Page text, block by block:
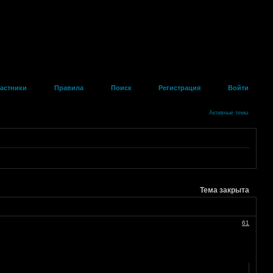
Правила Поиск Регистрация Войти
Активные темы
Тема закрыта
61